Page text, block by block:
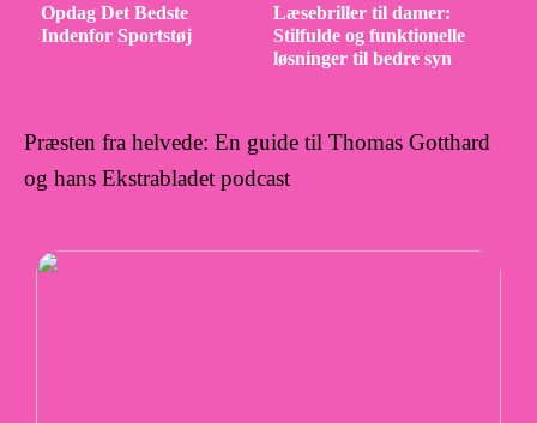
Opdag Det Bedste
Indenfor Sportstøj
Læsebriller til damer:
Stilfulde og funktionelle
løsninger til bedre syn
Præsten fra helvede: En guide til Thomas Gotthard
og hans Ekstrabladet podcast